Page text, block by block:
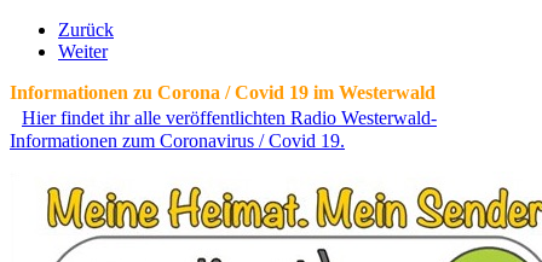
Zurück
Weiter
Informationen zu Corona / Covid 19 im Westerwald
Hier findet ihr alle veröffentlichten Radio Westerwald-
Informationen zum Coronavirus / Covid 19.